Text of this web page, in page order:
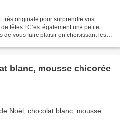
très originale pour surprendre vos
fêtes ! C’est également une petite
de vous faire plaisir en choisissant les
blanc, mousse chicorée